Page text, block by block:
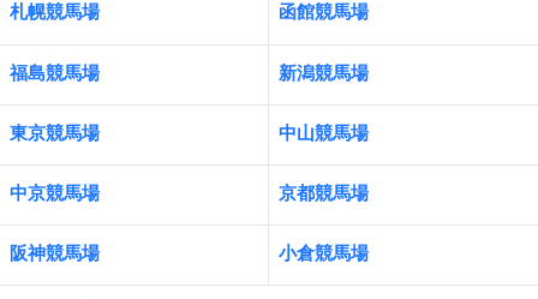
札幌競馬場 函館競馬場
福島競馬場 新潟競馬場
東京競馬場 中山競馬場
中京競馬場 京都競馬場
阪神競馬場 小倉競馬場